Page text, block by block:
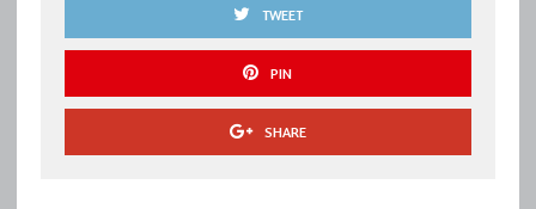
TWEET
PIN
SHARE